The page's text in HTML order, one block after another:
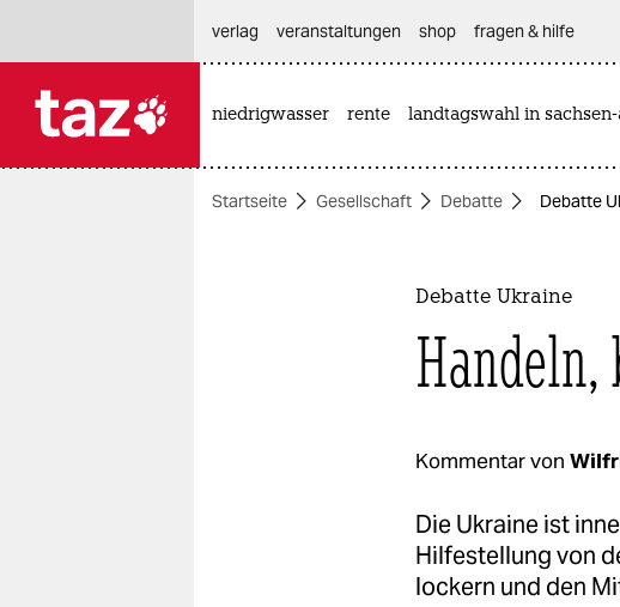
themen
verlag
veranstaltungen shop fragen & hilfe
niedrigwasser rente landtagswahl in
Startseite Gesellschaft Debatte Debatte
Debatte Ukraine
Kommentar von
Die Ukraine ist
Hilfestellung von
lockern und den